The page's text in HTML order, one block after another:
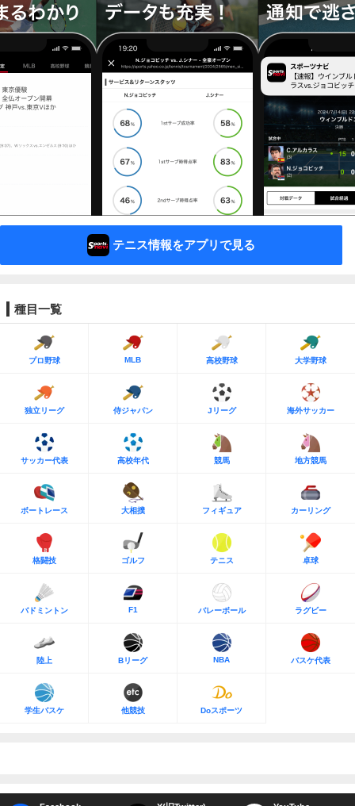
テニス情報をアプリで見る
種目一覧
プロ野球 MLB 高校野球 大学野球
独立リーグ 侍ジャパン Jリーグ 海外サッカー
サッカー代表 高校年代 競馬 地方競馬
ボートレース 大相撲 フィギュア カーリング
格闘技 ゴルフ テニス 卓球
バドミントン F1 バレーボール ラグビー
陸上 Bリーグ NBA バスケ代表
学生バスケ 他競技 Doスポーツ